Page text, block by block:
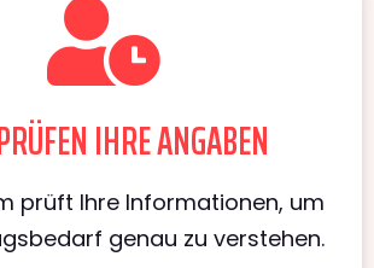
IHRE ANGABEN
prüft Ihre Informationen, um
genau zu verstehen.